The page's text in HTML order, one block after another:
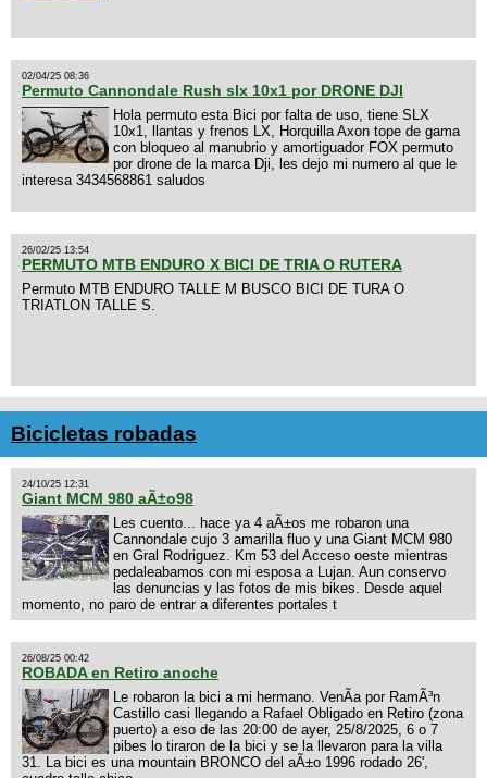
02/04/25 08:36
Permuto Cannondale Rush slx 10x1 por DRONE DJI
Hola permuto esta Bici por falta de uso, tiene SLX
10x1, llantas y frenos LX, Horquilla Axon tope de gama
con bloqueo al manubrio y amortiguador FOX permuto
por drone de la marca Dji, les dejo mi numero al que le
interesa 3434568861 saludos
26/02/25 13:54
PERMUTO MTB ENDURO X BICI DE TRIA O RUTERA
Permuto MTB ENDURO TALLE M BUSCO BICI DE TURA O
TRIATLON TALLE S.
Bicicletas robadas
24/10/25 12:31
Giant MCM 980 aÃ±o98
Les cuento... hace ya 4 aÃ±os me robaron una
Cannondale cujo 3 amarilla fluo y una Giant MCM 980
en Gral Rodriguez. Km 53 del Acceso oeste mientras
pedaleabamos con mi esposa a Lujan. Aun conservo
las denuncias y las fotos de mis bikes. Desde aquel
momento, no paro de entrar a diferentes portales t
26/08/25 00:42
ROBADA en Retiro anoche
Le robaron la bici a mi hermano. VenÃ­a por RamÃ³n
Castillo casi llegando a Rafael Obligado en Retiro (zona
puerto) a eso de las 20:00 de ayer, 25/8/2025, 6 o 7
pibes lo tiraron de la bici y se la llevaron para la villa
31. La bici es una mountain BRONCO del aÃ±o 1996 rodado 26',